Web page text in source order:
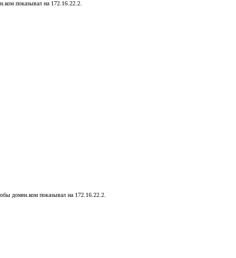
показывал на 172.16.22.2.
домен.ком показывал на 172.16.22.2.